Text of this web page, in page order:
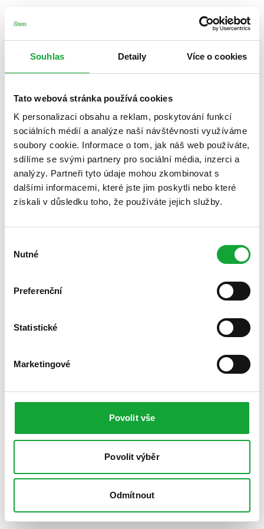
Souhlas Detaily Více o cookies
Tato webová stránka používá cookies
K personalizaci obsahu a reklam, poskytování funkcí
sociálních médií a analýze naší návštěvnosti využíváme
soubory cookie. Informace o tom, jak náš web používáte,
sdílíme se svými partnery pro sociální média, inzerci a
analýzy. Partneři tyto údaje mohou zkombinovat s
dalšími informacemi, které jste jim poskytli nebo které
získali v důsledku toho, že používáte jejich služby.
souhlasu
Nutné
Preferenční
Statistické
Marketingové
Povolit vše
Povolit výběr
Odmítnout